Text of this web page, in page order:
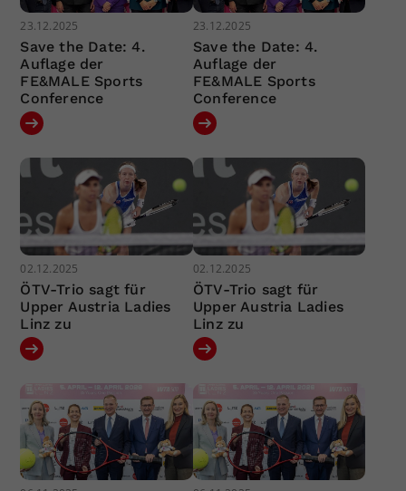
23.12.2025
Save the Date: 4.
Auflage der
FE&MALE Sports
Conference
23.12.2025
Save the Date: 4.
Auflage der
FE&MALE Sports
Conference
02.12.2025
ÖTV-Trio sagt für
Upper Austria Ladies
Linz zu
02.12.2025
ÖTV-Trio sagt für
Upper Austria Ladies
Linz zu